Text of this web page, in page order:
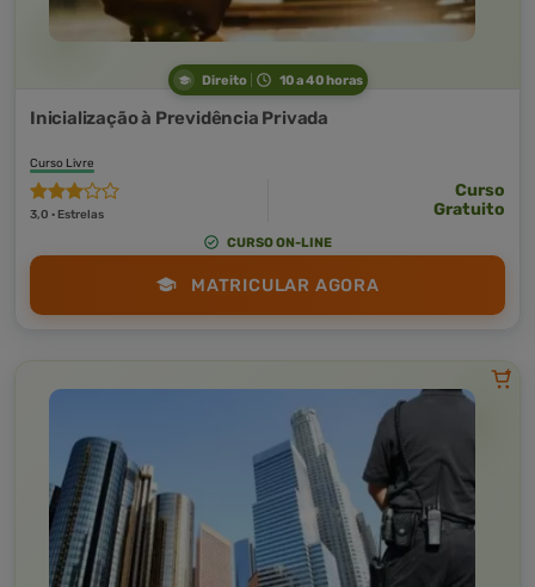
Direito 10 a 40 horas
Inicialização à Previdência Privada
Curso Livre
3,0 · Estrelas
Curso
Gratuito
CURSO ON-LINE
MATRICULAR AGORA